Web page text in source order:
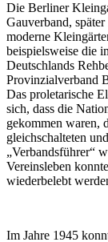
Die Berliner
Gauverband,
moderne
beispielsweise die
Deutschlands
Provinzialverband
Das proletarische
sich, dass die
gekommen waren,
gleichschalteten
„Verbandsführer“
Vereinsleben
wiederbelebt
Im Jahre 1945